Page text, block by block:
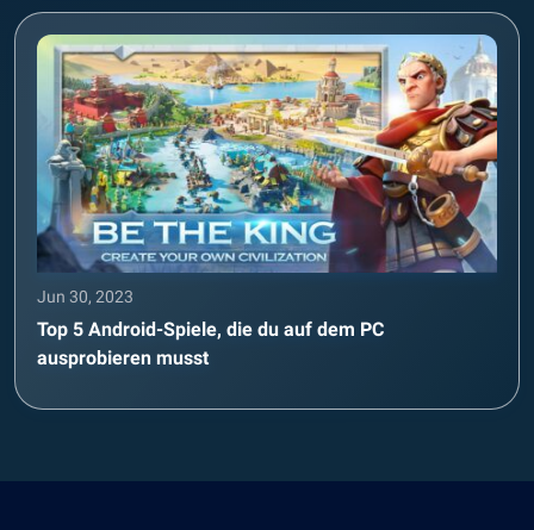
Jun 30, 2023
Top 5 Android-Spiele, die du auf dem PC
ausprobieren musst